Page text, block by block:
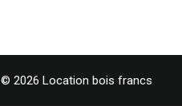
© 2026 Location bois francs